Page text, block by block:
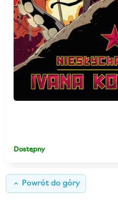
Dostępny
keyboard_arrow_up Powrót do góry